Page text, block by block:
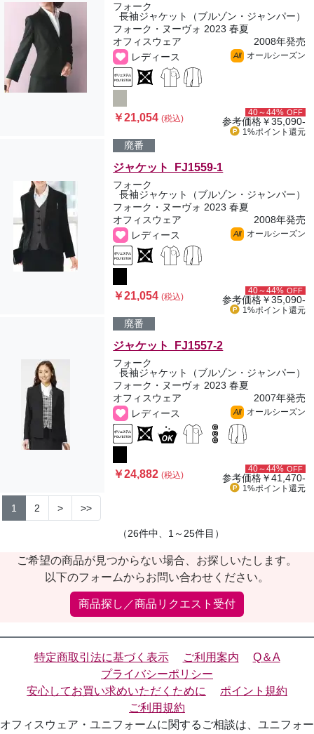
フォーク
長袖ジャケット（ブルゾン・ジャンパー）
フォーク・ヌーヴォ 2023 春夏
オフィスウェア
2008年発売
レディース
All オールシーズン
￥21,054(税込)
40～44% OFF
参考価格￥35,090-
1%ポイント 還元
廃番
ジャケット FJ1559-1
フォーク
長袖ジャケット（ブルゾン・ジャンパー）
フォーク・ヌーヴォ 2023 春夏
オフィスウェア
2008年発売
レディース
All オールシーズン
￥21,054(税込)
40～44% OFF
参考価格￥35,090-
1%ポイント 還元
廃番
ジャケット FJ1557-2
フォーク
長袖ジャケット（ブルゾン・ジャンパー）
フォーク・ヌーヴォ 2023 春夏
オフィスウェア
2007年発売
レディース
All オールシーズン
￥24,882(税込)
40～44% OFF
参考価格￥41,470-
1%ポイント 還元
1 2 > >>
（26件中、1～25件目）
ご希望の商品が見つからない場合、お探しいたします。
以下のフォームからお問い合わせください。
商品探し／商品リクエスト受付
特定商取引法に基づく表示 ご利用案内
Q＆A
プライバシーポリシー
安心してお買い求めいただくために
ポイント規約
ご利用規約
オフィスウェア・ユニフォームに関するご相談は、ユニフォー